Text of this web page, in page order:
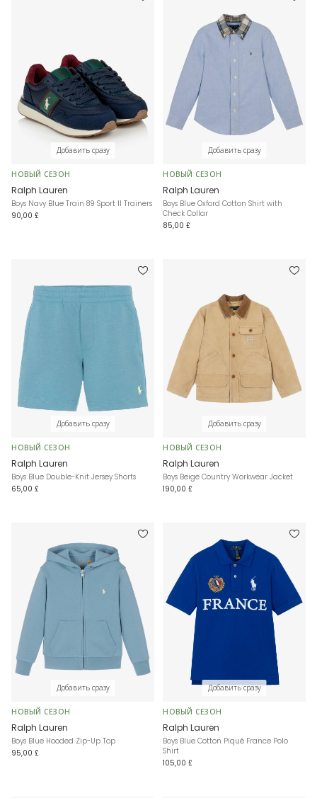
Добавить сразу
НОВЫЙ СЕЗОН
Ralph Lauren
Boys Navy Blue Train 89 Sport II Trainers
90,00 £
Добавить сразу
НОВЫЙ СЕЗОН
Ralph Lauren
Boys Blue Oxford Cotton Shirt with
Check Collar
85,00 £
Добавить сразу
НОВЫЙ СЕЗОН
Ralph Lauren
Boys Blue Double-Knit Jersey Shorts
65,00 £
Добавить сразу
НОВЫЙ СЕЗОН
Ralph Lauren
Boys Beige Country Workwear Jacket
190,00 £
Добавить сразу
НОВЫЙ СЕЗОН
Ralph Lauren
Boys Blue Hooded Zip-Up Top
95,00 £
Добавить сразу
НОВЫЙ СЕЗОН
Ralph Lauren
Boys Blue Cotton Piqué France Polo
Shirt
105,00 £